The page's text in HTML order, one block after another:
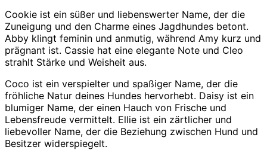
Cookie ist ein süßer und liebenswerter Name, der die
Zuneigung und den Charme eines Jagdhundes betont.
Abby klingt feminin und anmutig, während Amy kurz und
prägnant ist. Cassie hat eine elegante Note und Cleo
strahlt Stärke und Weisheit aus.
Coco ist ein verspielter und spaßiger Name, der die
fröhliche Natur deines Hundes hervorhebt. Daisy ist ein
blumiger Name, der einen Hauch von Frische und
Lebensfreude vermittelt. Ellie ist ein zärtlicher und
liebevoller Name, der die Beziehung zwischen Hund und
Besitzer widerspiegelt.